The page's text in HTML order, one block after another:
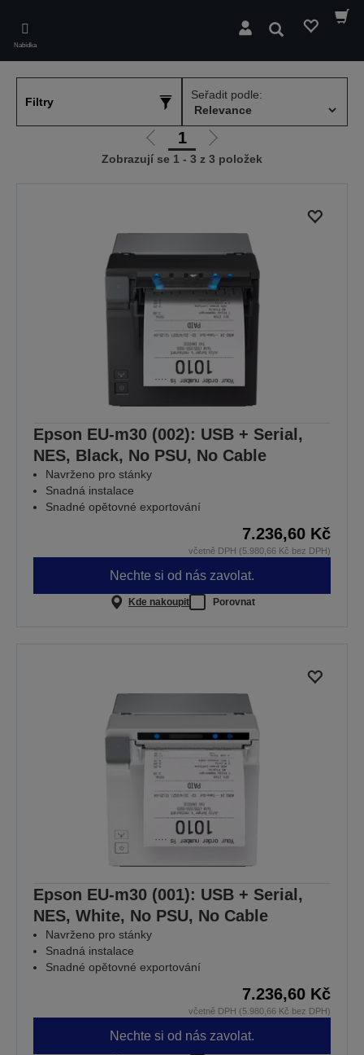
main
content
Nabídka
Hledat
Filtry
Seřadit podle:
Jít
na
1
Jít
na
Zobrazují se 1 - 3 z 3 položek
Epson EU-m30 (002): USB + Serial,
NES, Black, No PSU, No Cable
Navrženo pro stánky
Snadná instalace
Snadné opětovné exportování
7.236,60 Kč
včetně DPH (5.980,66 Kč bez DPH)
Nechte si od nás zavolat.
Kde nakoupit Porovnat
Epson EU-m30 (001): USB + Serial,
NES, White, No PSU, No Cable
Navrženo pro stánky
Snadná instalace
Snadné opětovné exportování
7.236,60 Kč
včetně DPH (5.980,66 Kč bez DPH)
Nechte si od nás zavolat.